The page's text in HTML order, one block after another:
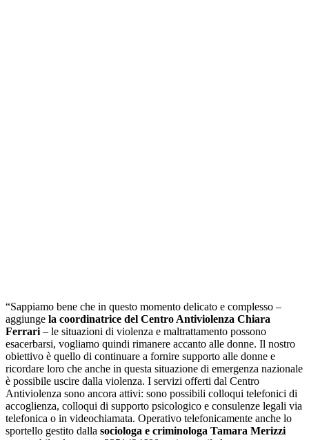
“Sappiamo bene che in questo momento delicato e complesso –
aggiunge la coordinatrice del Centro Antiviolenza Chiara
Ferrari – le situazioni di violenza e maltrattamento possono
esacerbarsi, vogliamo quindi rimanere accanto alle donne. Il nostro
obiettivo è quello di continuare a fornire supporto alle donne e
ricordare loro che anche in questa situazione di emergenza nazionale
è possibile uscire dalla violenza. I servizi offerti dal Centro
Antiviolenza sono ancora attivi: sono possibili colloqui telefonici di
accoglienza, colloqui di supporto psicologico e consulenze legali via
telefonica o in videochiamata. Operativo telefonicamente anche lo
sportello gestito dalla sociologa e criminologa Tamara Merizzi